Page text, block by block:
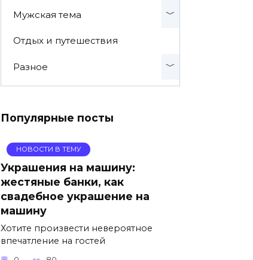
Мужская тема
Отдых и путешествия
Разное
Популярные посты
НОВОСТИ В ТЕМУ
Украшения на машину:
жестяные банки, как
свадебное украшение на
машину
Хотите произвести невероятное
впечатление на гостей